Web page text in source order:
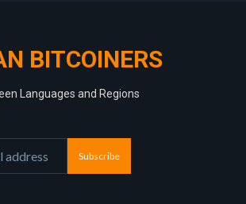
BITCOINERS
Languages and Regions
Subscribe